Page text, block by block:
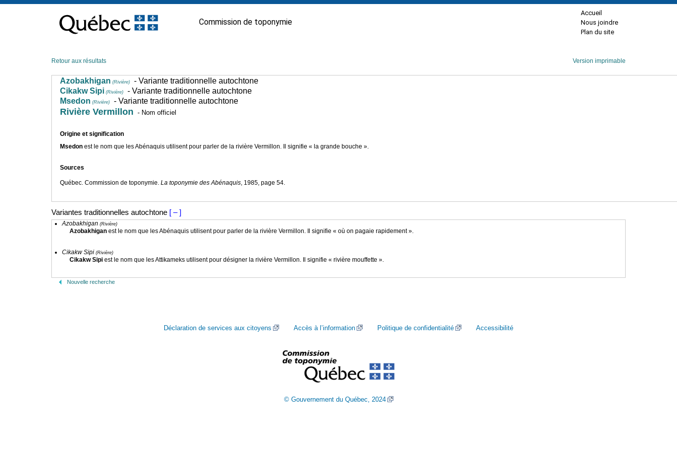
contenu
Commission de toponymie
Accueil
Nous joindre
Plan du site
Retour aux résultats Version imprimable
Azobakhigan (Rivière)
- Variante traditionnelle autochtone
Cikakw Sipi (Rivière)
- Variante traditionnelle autochtone
Msedon (Rivière) - Variante traditionnelle autochtone
Rivière Vermillon - Nom officiel
Origine et signification
Msedon est le nom que les Abénaquis utilisent pour parler de la rivière Vermillon. Il signifie « la grande bouche ».
Sources
Québec. Commission de toponymie. La toponymie des Abénaquis, 1985, page 54.
Variantes traditionnelles autochtone [ – ]
Azobakhigan (Rivière)
Azobakhigan est le nom que les Abénaquis utilisent pour parler de la rivière Vermillon. Il signifie « où on pagaie rapidement ».
Cikakw Sipi (Rivière)
Cikakw Sipi est le nom que les Attikameks utilisent pour désigner la rivière Vermillon. Il signifie « rivière mouffette ».
Nouvelle recherche
Déclaration de services aux citoyens Accès à l’information Politique de confidentialité Accessibilité
© Gouvernement du Québec, 2024